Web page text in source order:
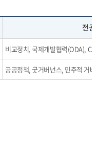
전공
비교정치, 국제개발협력(ODA),
공공정책, 굿거버넌스, 민주적 거